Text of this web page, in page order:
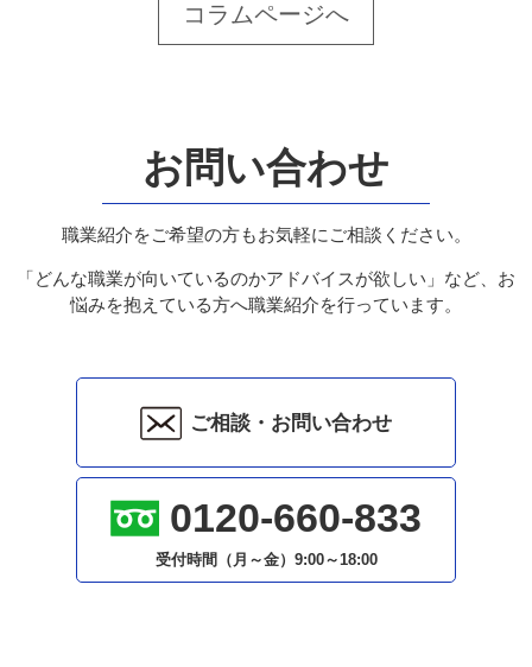
コラムページへ
お問い合わせ
職業紹介をご希望の方もお気軽にご相談ください。
「どんな職業が向いているのかアドバイスが欲しい」など、お
悩みを抱えている方へ職業紹介を行っています。
ご相談・お問い合わせ
0120-660-833
受付時間（月～金） 9:00～18:00